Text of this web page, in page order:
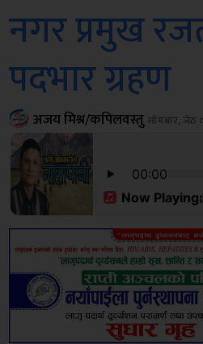
नगर प्रमुख
पदभार ग्रहण
अजय मिश्र/कपिलवस्तुसोमबार, जेठ